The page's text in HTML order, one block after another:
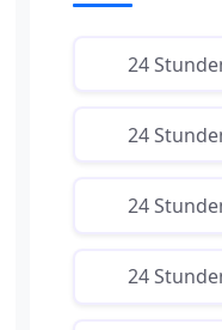
24
24
24
24